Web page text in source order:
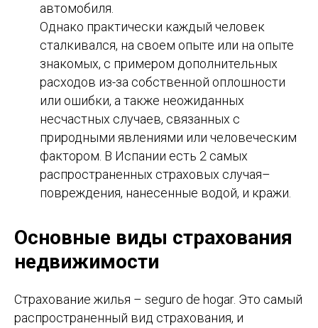
автомобиля.
Однако практически каждый человек
сталкивался, на своем опыте или на опыте
знакомых, с примером дополнительных
расходов из-за собственной оплошности
или ошибки, а также неожиданных
несчастных случаев, связанных с
природными явлениями или человеческим
фактором. В Испании есть 2 самых
распространенных страховых случая–
повреждения, нанесенные водой, и кражи.
Основные виды страхования
недвижимости
Страхование жилья – seguro de hogar. Это самый
распространенный вид страхования, и